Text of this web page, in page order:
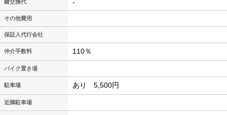
鍵交換代 -
その他費用
保証人代行会社
仲介手数料 110％
バイク置き場
駐車場 あり 5,500円
近隣駐車場